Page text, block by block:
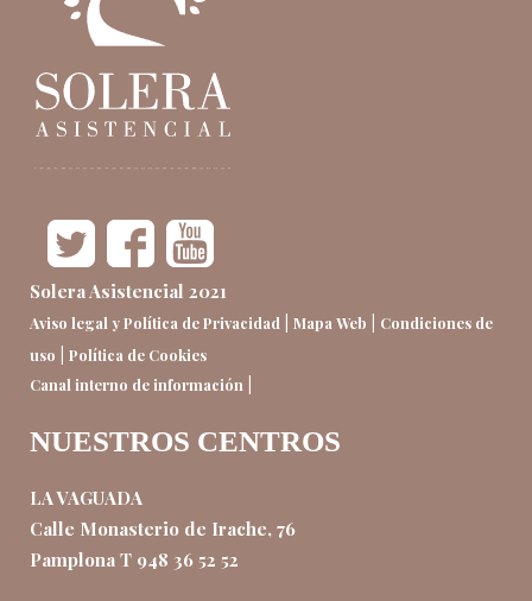
Solera Asistencial 2021
Aviso legal y Política de Privacidad Mapa Web
Condiciones de
uso
Política de Cookies
Canal interno de información
NUESTROS CENTROS
LA VAGUADA
Calle Monasterio de Irache, 76
Pamplona T 948 36 52 52